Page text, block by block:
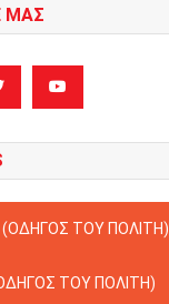
ΜΑΣ
TOY ΠΟΛΙΤΗ)
TOY ΠΟΛΙΤΗ)